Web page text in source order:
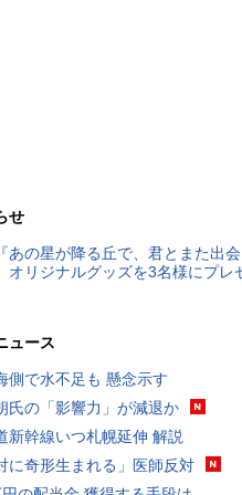
せ
あの星が降る丘で、君とまた出
オリジナルグッズを3名様にプレ
ュース
側で水不足も 懸念示す
氏の「影響力」が減退か
新幹線いつ札幌延伸 解説
に奇形生まれる」医師反対